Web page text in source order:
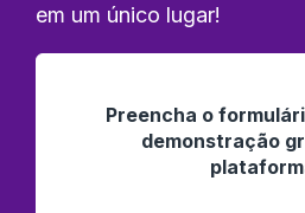
em um único lugar!
Preencha o
demonstração